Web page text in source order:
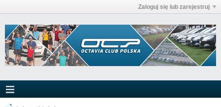
Zaloguj się lub zarejestruj